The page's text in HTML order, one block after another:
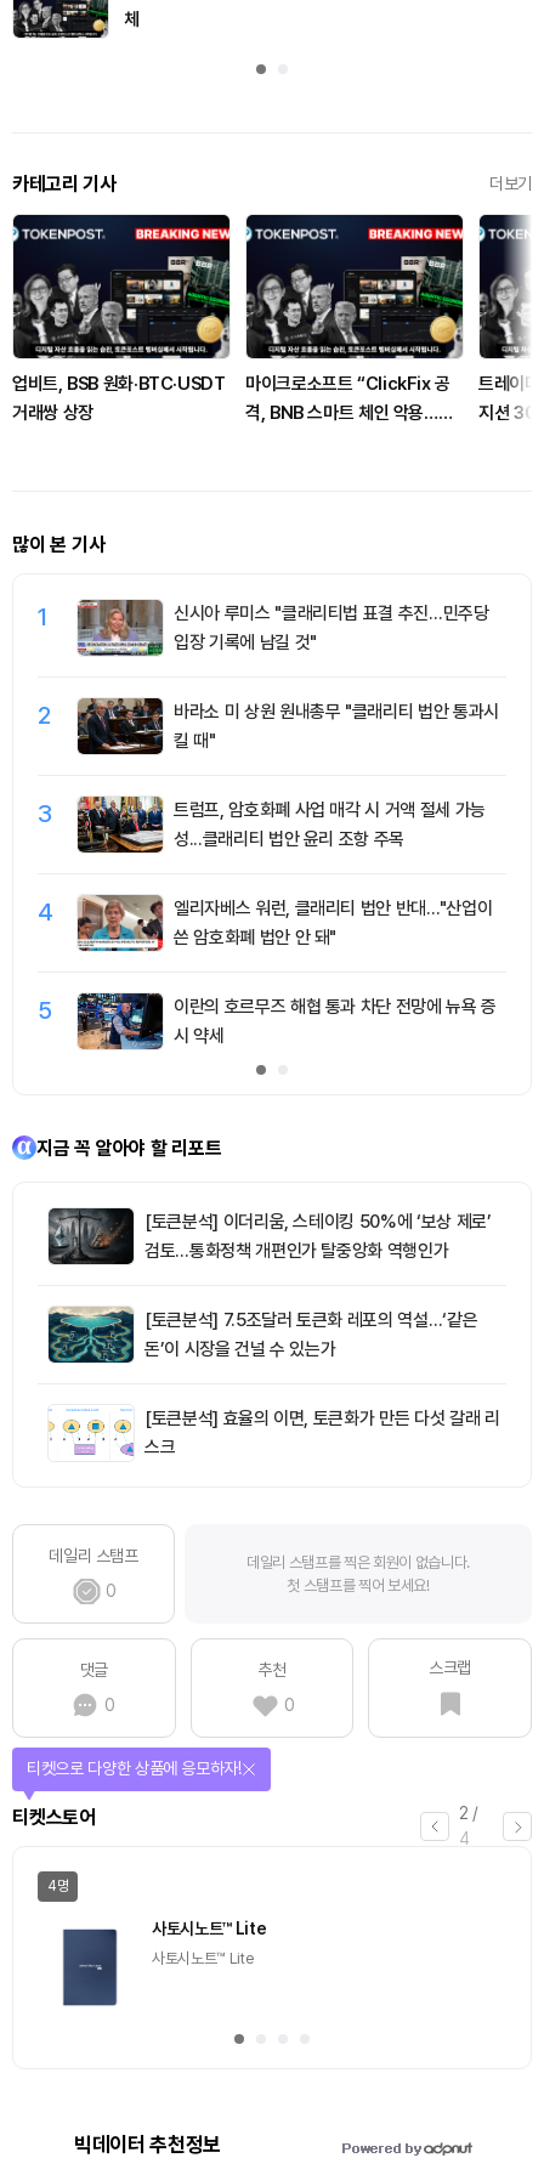
체
카테고리 기사 더보기
업비트, BSB 원화·BTC·USDT
거래쌍 상장
마이크로소프트 “ClickFix 공
격, BNB 스마트 체인 악용…매
트레이
지션
많이 본 기사
1
신시아 루미스 "클래리티법 표결 추진…민주당
입장 기록에 남길 것"
2
바라소 미 상원 원내총무 "클래리티 법안 통과시
킬 때"
3
트럼프, 암호화폐 사업 매각 시 거액 절세 가능
성...클래리티 법안 윤리 조항 주목
4
엘리자베스 워런, 클래리티 법안 반대…"산업이
쓴 암호화폐 법안 안 돼"
5
이란의 호르무즈 해협 통과 차단 전망에 뉴욕 증
시 약세
지금 꼭 알아야 할 리포트
[토큰분석] 이더리움, 스테이킹 50%에 ‘보상 제로’
검토…통화정책 개편인가 탈중앙화 역행인가
[토큰분석] 7.5조달러 토큰화 레포의 역설…‘같은
돈’이 시장을 건널 수 있는가
[토큰분석] 효율의 이면, 토큰화가 만든 다섯 갈래 리
스크
데일리 스탬프
0
데일리 스탬프를 찍은 회원이 없습니다.
첫 스탬프를 찍어 보세요!
댓글
0
추천
0
스크랩
2 /
4
티켓스토어
티켓으로 다양한 상품에 응모하자!
4명
사토시노트™ Lite
사토시노트™ Lite
빅데이터 추천정보